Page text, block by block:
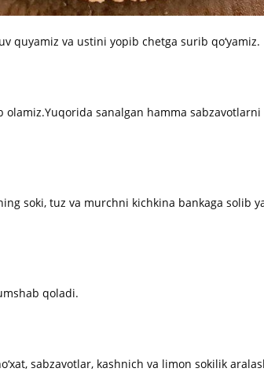
quyamiz va ustini yopib chetga surib qo‘yamiz.
olamiz.Yuqorida sanalgan hamma
soki, tuz va murchni kichkina bankaga solib
qoladi.
sabzavotlar, kashnich va limon sokilik